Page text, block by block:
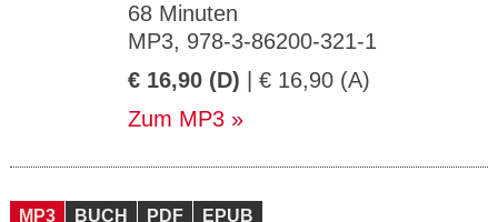
68 Minuten
MP3, 978-3-86200-321-1
€ 16,90 (D) | € 16,90 (A)
Zum MP3
MP3 BUCH PDF EPUB